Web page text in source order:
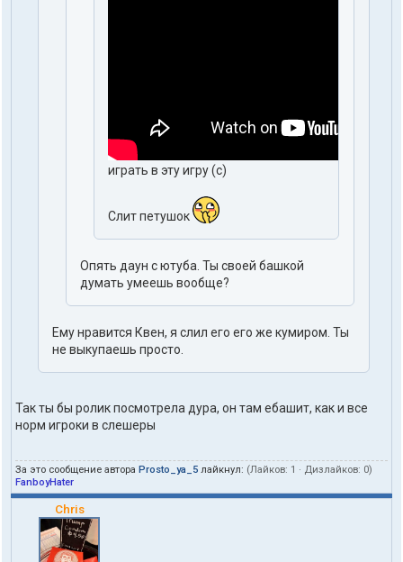
играть в эту игру (с)
Слит петушок
Опять даун с ютуба. Ты своей башкой
думать умеешь вообще?
Ему нравится Квен, я слил его его же кумиром. Ты
не выкупаешь просто.
Так ты бы ролик посмотрела дура, он там ебашит, как и все
норм игроки в слешеры
За это сообщение автора Prosto_ya_5 лайкнул: (Лайков: 1 · Дизлайков: 0)
FanboyHater
Chris